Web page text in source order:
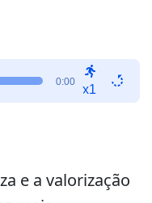
0:00
x1
e a valorização